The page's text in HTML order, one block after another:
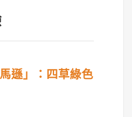
遜」：四草綠色